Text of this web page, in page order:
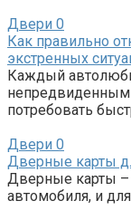
Двери 0
Как правильно
экстренных
Каждый
потребовать
Двери 0
Дверные карты
Дверные карты –
автомобиля, и